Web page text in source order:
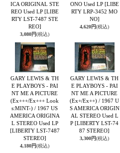
ICA ORIGINAL STE
REO Used LP [LIBE
RTY LST-7487 STE
REO]
3,080円(税込)
ONO Used LP [LIBE
RTY LRP-3452 MO
NO]
4,620円(税込)
GARY LEWIS & TH
E PLAYBOYS - PAI
NT ME A PICTURE
(Ex+++/Ex+++ Look
s:MINT-) / 1967 US
AMERICA ORIGINA
L STEREO Used LP
[LIBERTY LST-7487
STEREO]
4,180円(税込)
GARY LEWIS & TH
E PLAYBOYS - PAI
NT ME A PICTURE
(Ex+/Ex++) / 1967 U
S AMERICA ORIGIN
AL STEREO Used L
P [LIBERTY LST-74
87 STEREO]
3,300円(税込)